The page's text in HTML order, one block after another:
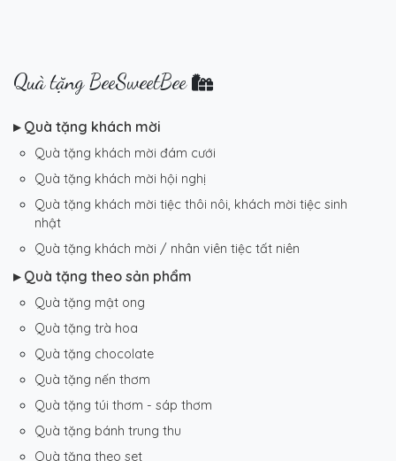
Quà tặng BeeSweetBee
▸ Quà tặng khách mời
Quà tặng khách mời đám cưới
Quà tặng khách mời hội nghị
Quà tặng khách mời tiệc thôi nôi, khách mời tiệc sinh
nhật
Quà tặng khách mời / nhân viên tiệc tất niên
▸ Quà tặng theo sản phẩm
Quà tặng mật ong
Quà tặng trà hoa
Quà tặng chocolate
Quà tặng nến thơm
Quà tặng túi thơm - sáp thơm
Quà tặng bánh trung thu
Quà tặng theo set